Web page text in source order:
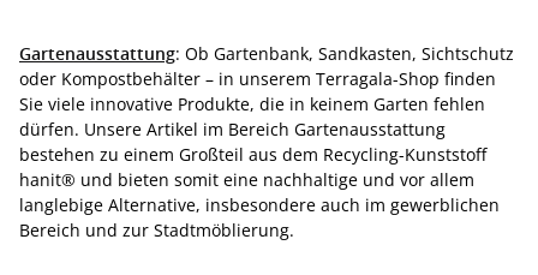
Gartenausstattung: Ob Gartenbank, Sandkasten, Sichtschutz
oder Kompostbehälter – in unserem Terragala-Shop finden
Sie viele innovative Produkte, die in keinem Garten fehlen
dürfen. Unsere Artikel im Bereich Gartenausstattung
bestehen zu einem Großteil aus dem Recycling-Kunststoff
hanit® und bieten somit eine nachhaltige und vor allem
langlebige Alternative, insbesondere auch im gewerblichen
Bereich und zur Stadtmöblierung.